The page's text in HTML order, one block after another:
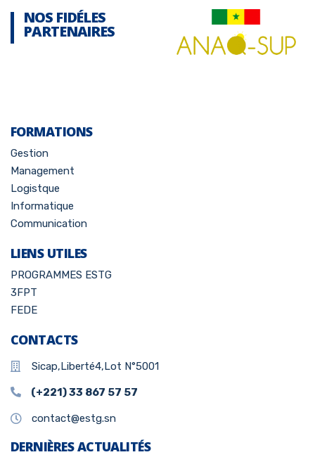
NOS FIDÉLES
PARTENAIRES
FORMATIONS
Gestion
Management
Logistque
Informatique
Communication
LIENS UTILES
PROGRAMMES ESTG
3FPT
FEDE
CONTACTS
Sicap,Liberté4,Lot N°5001
(+221) 33 867 57 57
contact@estg.sn
DERNIÈRES ACTUALITÉS